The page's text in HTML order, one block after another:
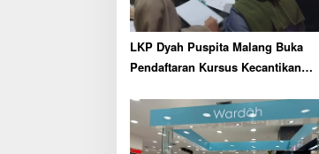
i
o
n
LKP Dyah Puspita Malang Buka
Pendaftaran Kursus Kecantikan